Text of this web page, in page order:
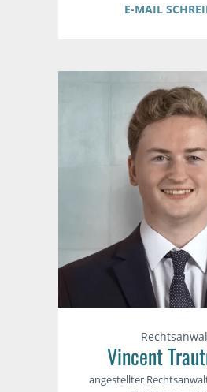
E-MAIL
Vincent
angestellter